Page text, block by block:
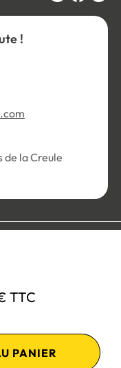
TTC
PANIER
!
de la Creule
: